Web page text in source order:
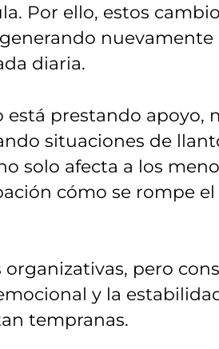
Por ello, estos
nuevamente
diaria.
prestando apoyo,
situaciones de
solo afecta a los
cómo se rompe
pero
y la
tempranas.